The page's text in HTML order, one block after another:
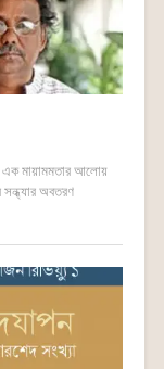
এক মায়ামমতার আলোয়
সন্ধ্যার অবতরণ